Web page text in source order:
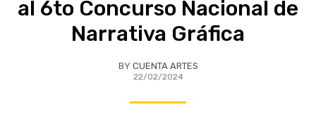
al 6to Concurso Nacional de
Narrativa Gráfica
BY CUENTA ARTES
22/02/2024